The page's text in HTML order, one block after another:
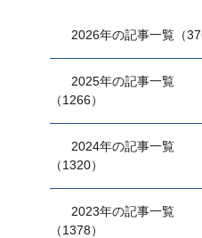
2026年の記事一覧（
2025年の記事一覧
（1266）
2024年の記事一覧
（1320）
2023年の記事一覧
（1378）